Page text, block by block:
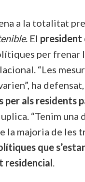
a la totalitat
. El president
per frenar
“Les
ha
als residents
“Tenim
la majoria de
que
residencial.